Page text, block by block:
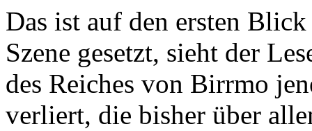
Das ist auf den ersten
Szene gesetzt, sieht der
des Reiches von Birrmo
verliert, die bisher über